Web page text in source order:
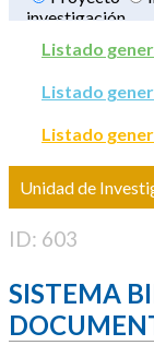
investigación
Listado
Listado
Listado
Unidad de
ID: 603
SISTEMA